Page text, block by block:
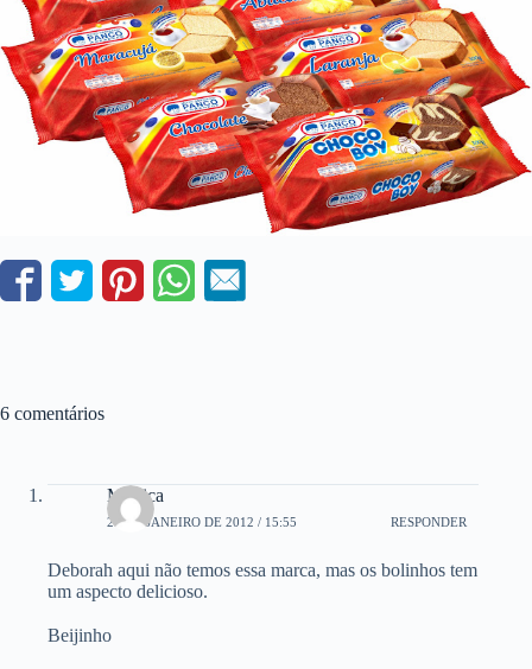
6 comentários
Mónica
26 DE JANEIRO DE 2012 / 15:55 RESPONDER
Deborah aqui não temos essa marca, mas os bolinhos tem
um aspecto delicioso.
Beijinho